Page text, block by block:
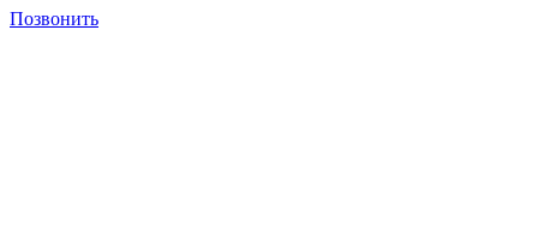
Позвонить